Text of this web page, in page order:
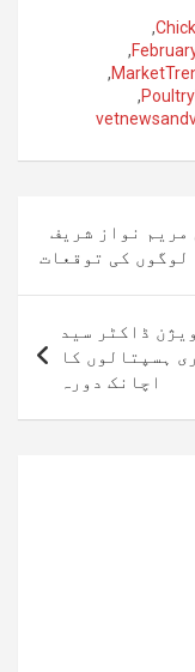
,
,
,
,
مریم نواز شریف
لوگوں کی توقعات
ڈاکٹر سید
ہسپتالوں کا
اچانک دورہ